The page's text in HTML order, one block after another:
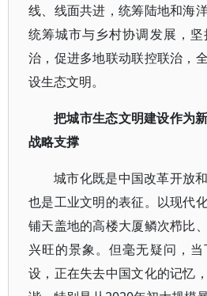
线、线面共进，统筹陆地和海
统筹城市与乡村协调发展，
治，促进多地联动联控联治，
设生态文明。
把城市生态文明建设作为
战略支撑
城市化既是中国改革开放
也是工业文明的表征。以现代
铺天盖地的高楼大厦鳞次栉比
兴旺的景象。但毫无疑问，
设，正在失去中国文化的记忆